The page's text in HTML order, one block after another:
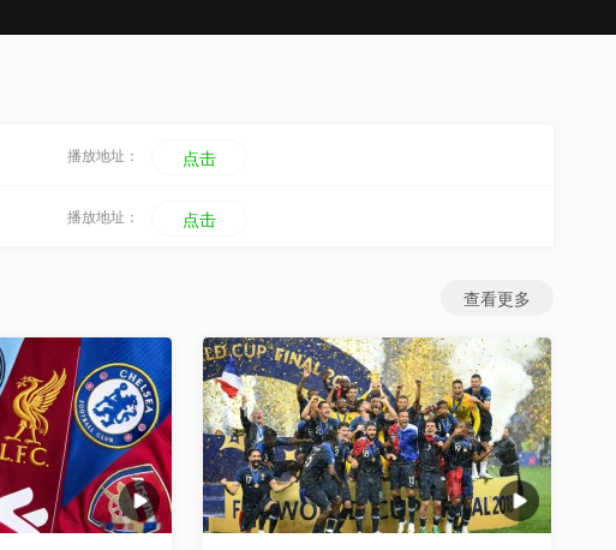
播放地址： 点击
播放地址： 点击
查看更多